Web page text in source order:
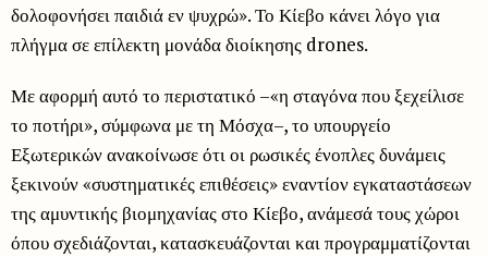
δολοφονήσει παιδιά εν ψυχρώ». Το Κίεβο κάνει λόγο για
πλήγμα σε επίλεκτη μονάδα διοίκησης drones.
Με αφορμή αυτό το περιστατικό –«η σταγόνα που ξεχείλισε
το ποτήρι», σύμφωνα με τη Μόσχα–, το υπουργείο
Εξωτερικών ανακοίνωσε ότι οι ρωσικές ένοπλες δυνάμεις
ξεκινούν «συστηματικές επιθέσεις» εναντίον εγκαταστάσεων
της αμυντικής βιομηχανίας στο Κίεβο, ανάμεσά τους χώροι
όπου σχεδιάζονται, κατασκευάζονται και προγραμματίζονται